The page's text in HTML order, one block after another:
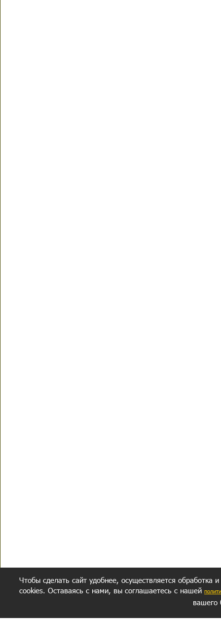
Чтобы сделать сайт удобнее, осуществляется обработка
cookies. Оставаясь с нами, вы соглашаетесь с нашей
вашего